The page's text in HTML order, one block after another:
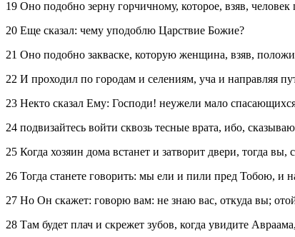
19 Оно подобно зерну горчичному, которое, взяв,
20 Еще сказал: чему уподоблю Царствие Божие?
21 Оно подобно закваске, которую женщина, взяв,
22 И проходил по городам и селениям, уча и направляя
23 Некто сказал Ему: Господи! неужели мало
24 подвизайтесь войти сквозь тесные врата, ибо,
25 Когда хозяин дома встанет и затворит двери, тогда
26 Тогда станете говорить: мы ели и пили пред Тобою, и
27 Но Он скажет: говорю вам: не знаю вас, откуда вы;
28 Там будет плач и скрежет зубов, когда увидите